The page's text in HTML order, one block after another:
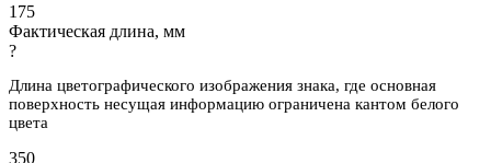
175
Фактическая длина, мм
?
Длина цветографического изображения знака, где основная
поверхность несущая информацию ограничена кантом белого
цвета
350